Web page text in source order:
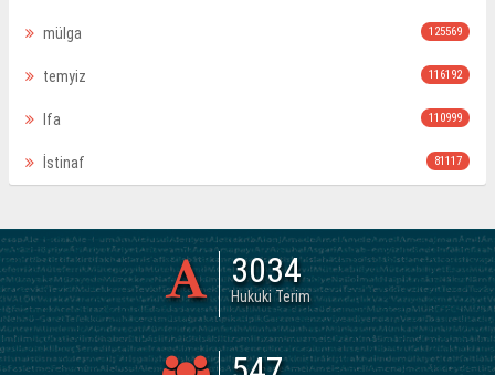
mülga 125569
temyiz 116192
Ifa 110999
İstinaf 81117
3034
Hukuki Terim